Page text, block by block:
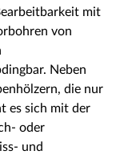
mit
von
Neben
die nur
es sich mit der
oder
und